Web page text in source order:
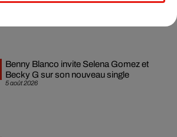
7 août 2026
5 août 2026
Benny Blanco invite Selena Gomez et
Becky G sur son nouveau single